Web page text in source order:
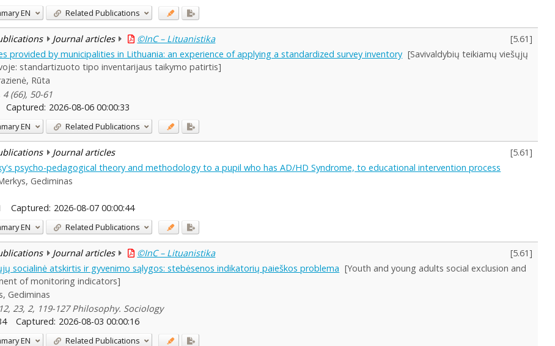
EN Related Publications
Journal articles ©InC – Lituanistika [5.61]
provided by municipalities in Lithuania: an experience of applying a standardized survey inventory [Savivaldybių teikiamų viešųjų
standartizuoto tipo inventarijaus taikymo patirtis]
Rūta
(66), 50-61
Captured: 2026-08-06 00:00:33
EN Related Publications
Journal articles [5.61]
psycho-pedagogical theory and methodology to a pupil who has AD/HD Syndrome, to educational intervention process
Gediminas
Captured: 2026-08-07 00:00:44
EN Related Publications
Journal articles ©InC – Lituanistika [5.61]
socialinė atskirtis ir gyvenimo sąlygos: stebėsenos indikatorių paieškos problema [Youth and young adults social exclusion and
of monitoring indicators]
Gediminas
23, 2, 119-127 Philosophy. Sociology
Captured: 2026-08-03 00:00:16
EN Related Publications